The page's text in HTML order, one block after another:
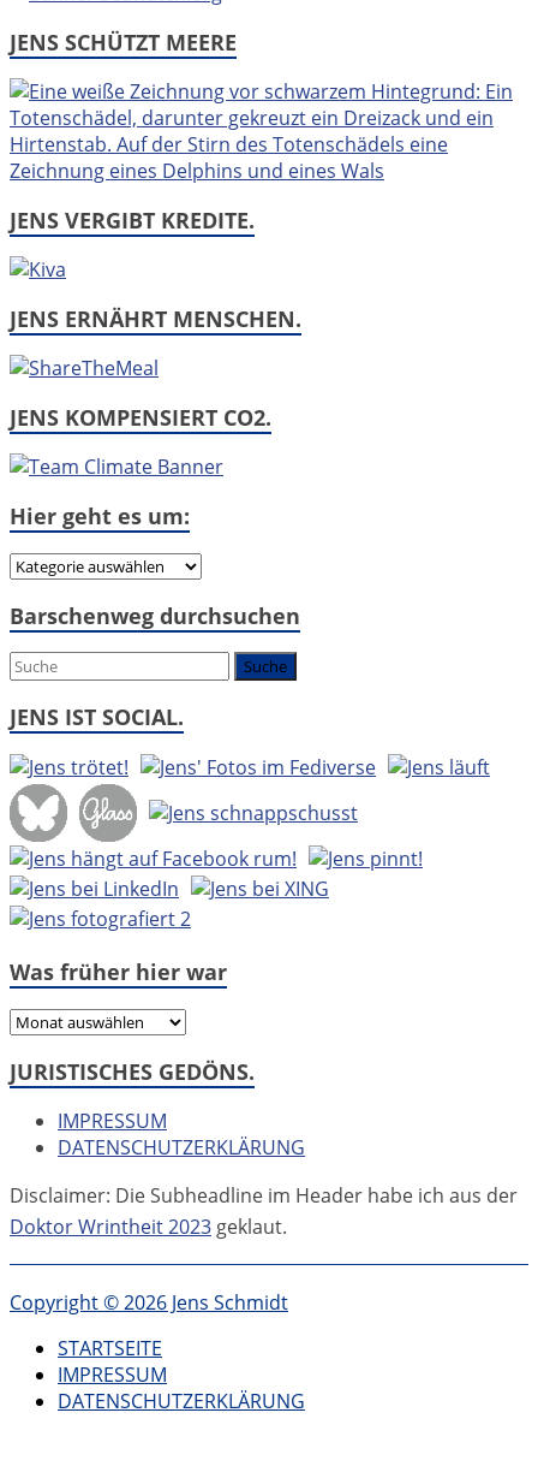
JENS SCHÜTZT MEERE
JENS VERGIBT KREDITE.
JENS ERNÄHRT MENSCHEN.
JENS KOMPENSIERT CO2.
Hier geht es um:
Hier
es
Barschenweg durchsuchen
JENS IST SOCIAL.
Was früher hier war
Was
hier
JURISTISCHES GEDÖNS.
IMPRESSUM
DATENSCHUTZERKLÄRUNG
Disclaimer: Die Subheadline im Header habe ich aus der
Doktor Wrintheit 2023 geklaut.
Copyright © 2026 Jens Schmidt
STARTSEITE
IMPRESSUM
DATENSCHUTZERKLÄRUNG